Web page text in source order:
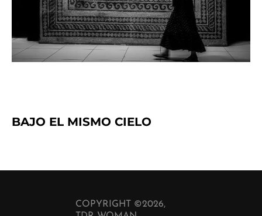
BAJO EL MISMO CIELO
COPYRIGHT ©2026,